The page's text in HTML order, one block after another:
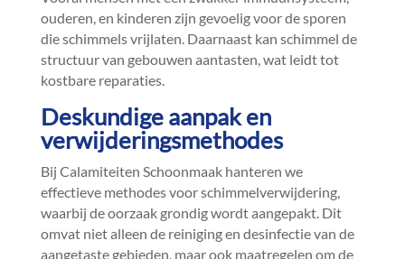
ouderen, en kinderen zijn gevoelig voor de sporen
die schimmels vrijlaten.​ Daarnaast kan schimmel de
structuur van gebouwen aantasten, wat leidt tot
kostbare reparaties.​
Deskundige aanpak en
verwijderingsmethodes
Bij Calamiteiten Schoonmaak hanteren we
effectieve methodes voor schimmelverwijdering,
waarbij de oorzaak grondig wordt aangepakt.​ Dit
omvat niet alleen de reiniging en desinfectie van de
aangetaste gebieden, maar ook maatregelen om de